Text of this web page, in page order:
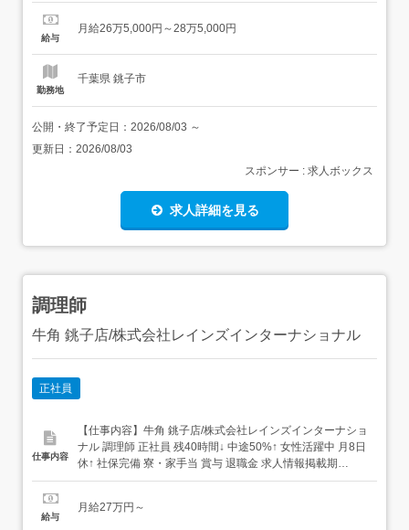
月目(給与が異なる)2～3ヵ月目東京1ヵ月目:月給23.9万円
給与
月給26万5,000円～28万5,000円
勤務地
千葉県 銚子市
公開・終了予定日： 2026/08/03 ～
更新日： 2026/08/03
スポンサー : 求人ボックス
求人詳細を見る
調理師
牛角 銚子店/株式会社レインズインターナショナル
正社員
仕事内容
【仕事内容】牛角 銚子店/株式会社レインズインターナショ
ナル 調理師 正社員 残40時間↓ 中途50%↑ 女性活躍中 月8日
休↑ 社保完備 寮・家⼿当 賞与 退職金 求人情報掲載期
間:2026/07/16～2026/08/20 求人情報 店舗の特徴 上場企業
1 交 通 JR成田線「松岸駅」...
給与
月給27万円～